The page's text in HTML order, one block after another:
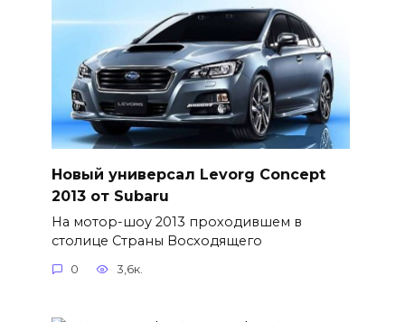
Новый универсал Levorg Concept
2013 от Subaru
На мотор-шоу 2013 проходившем в
столице Страны Восходящего
0 3,6к.